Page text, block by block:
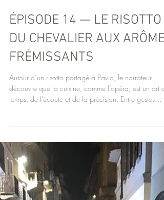
ÉPISODE 14 — LE RISOTTO
DU CHEVALIER AUX
FRÉMISSANTS
Autour d’un risotto partagé à Pavia, le narrateur
temps, de l’écoute et de la précision. Entre gestes
repas devient une métaphore de la création : lente,
collective, sensible. Comme Don Quichotte, l’art naît
de la patience, du feu juste… et du partage.